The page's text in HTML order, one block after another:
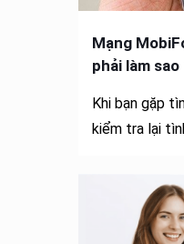
Mạng
phải làm sao
Khi bạn gặp
kiểm tra lại